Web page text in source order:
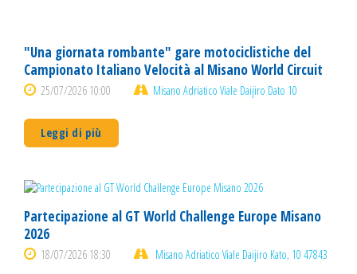
"Una giornata rombante" gare motociclistiche del
Campionato Italiano Velocità al Misano World Circuit
25/07/2026 10:00 Misano Adriatico Viale Daijiro Dato 10
Leggi di più
Partecipazione al GT World Challenge Europe Misano
2026
18/07/2026 18:30 Misano Adriatico Viale Daijiro Kato, 10 47843